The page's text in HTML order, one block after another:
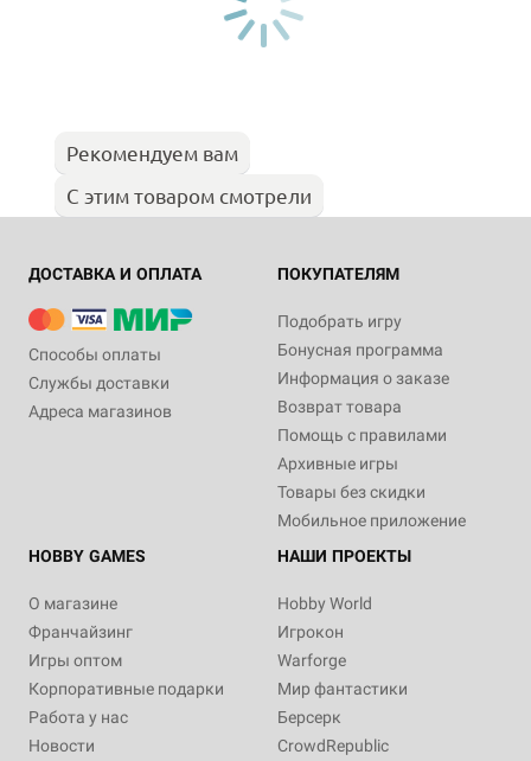
Рекомендуем вам
С этим товаром смотрели
ДОСТАВКА И ОПЛАТА
Способы оплаты
Службы доставки
Адреса магазинов
ПОКУПАТЕЛЯМ
Подобрать игру
Бонусная программа
Информация о заказе
Возврат товара
Помощь с правилами
Архивные игры
Товары без скидки
Мобильное приложение
HOBBY GAMES
О магазине
Франчайзинг
Игры оптом
Корпоративные подарки
Работа у нас
Новости
НАШИ ПРОЕКТЫ
Hobby World
Игрокон
Warforge
Мир фантастики
Берсерк
CrowdRepublic